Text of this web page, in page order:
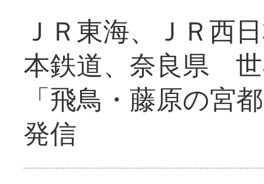
ＪＲ東海、ＪＲ西
本鉄道、奈良県
「飛鳥・藤原の宮
発信